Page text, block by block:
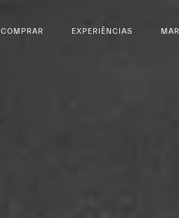
COMPRAR EXPERIÊNCIAS